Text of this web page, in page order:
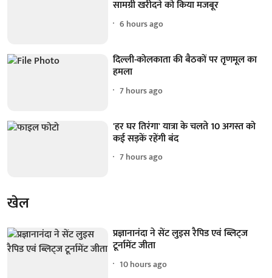
सामग्री खरीदने को किया मजबूर
6 hours ago
दिल्ली-कोलकाता की बैठकों पर तृणमूल का
हमला
7 hours ago
'हर घर तिरंगा' यात्रा के चलते 10 अगस्त को
कई सड़कें रहेंगी बंद
7 hours ago
खेल
प्रज्ञानानंदा ने सेंट लुइस रैपिड एवं ब्लिट्ज
टूर्नामेंट जीता
10 hours ago